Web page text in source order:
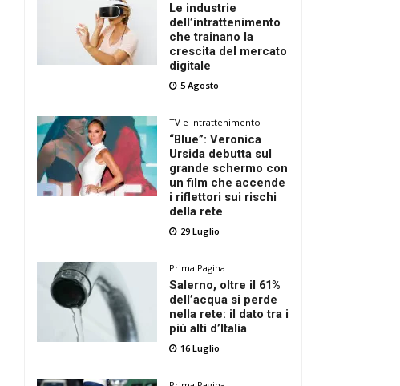
Le industrie
dell’intrattenimento
che trainano la
crescita del mercato
digitale
5 Agosto
TV e Intrattenimento
“Blue”: Veronica
Ursida debutta sul
grande schermo con
un film che accende
i riflettori sui rischi
della rete
29 Luglio
Prima Pagina
Salerno, oltre il 61%
dell’acqua si perde
nella rete: il dato tra i
più alti d’Italia
16 Luglio